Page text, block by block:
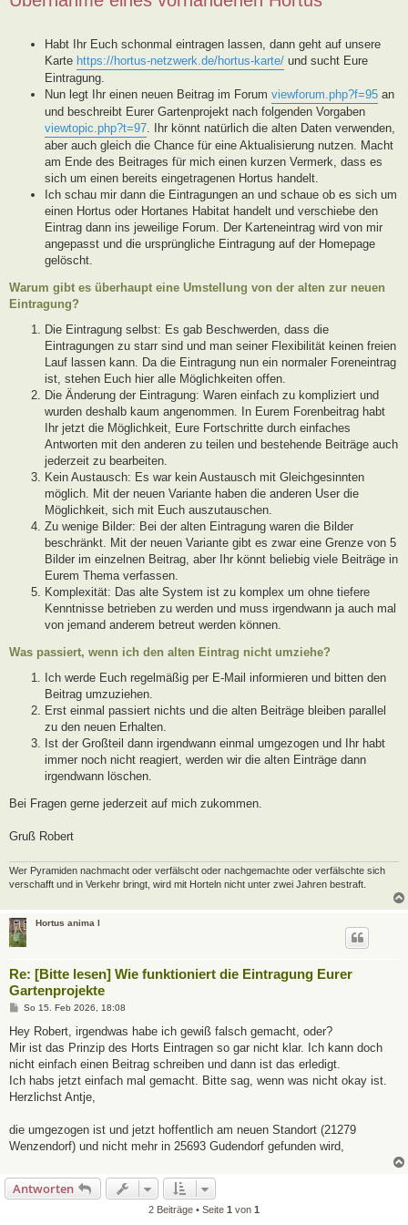
Habt Ihr Euch schonmal eintragen lassen, dann geht auf unsere
Karte https://hortus-netzwerk.de/hortus-karte/ und sucht Eure
Eintragung.
Nun legt Ihr einen neuen Beitrag im Forum viewforum.php?f=95 an
und beschreibt Eurer Gartenprojekt nach folgenden Vorgaben
viewtopic.php?t=97. Ihr könnt natürlich die alten Daten verwenden,
aber auch gleich die Chance für eine Aktualisierung nutzen. Macht
am Ende des Beitrages für mich einen kurzen Vermerk, dass es
sich um einen bereits eingetragenen Hortus handelt.
Ich schau mir dann die Eintragungen an und schaue ob es sich um
einen Hortus oder Hortanes Habitat handelt und verschiebe den
Eintrag dann ins jeweilige Forum. Der Karteneintrag wird von mir
angepasst und die ursprüngliche Eintragung auf der Homepage
gelöscht.
Warum gibt es überhaupt eine Umstellung von der alten zur neuen
Eintragung?
Die Eintragung selbst: Es gab Beschwerden, dass die
Eintragungen zu starr sind und man seiner Flexibilität keinen freien
Lauf lassen kann. Da die Eintragung nun ein normaler Foreneintrag
ist, stehen Euch hier alle Möglichkeiten offen.
Die Änderung der Eintragung: Waren einfach zu kompliziert und
wurden deshalb kaum angenommen. In Eurem Forenbeitrag habt
Ihr jetzt die Möglichkeit, Eure Fortschritte durch einfaches
Antworten mit den anderen zu teilen und bestehende Beiträge auch
jederzeit zu bearbeiten.
Kein Austausch: Es war kein Austausch mit Gleichgesinnten
möglich. Mit der neuen Variante haben die anderen User die
Möglichkeit, sich mit Euch auszutauschen.
Zu wenige Bilder: Bei der alten Eintragung waren die Bilder
beschränkt. Mit der neuen Variante gibt es zwar eine Grenze von 5
Bilder im einzelnen Beitrag, aber Ihr könnt beliebig viele Beiträge in
Eurem Thema verfassen.
Komplexität: Das alte System ist zu komplex um ohne tiefere
Kenntnisse betrieben zu werden und muss irgendwann ja auch mal
von jemand anderem betreut werden können.
Was passiert, wenn ich den alten Eintrag nicht umziehe?
Ich werde Euch regelmäßig per E-Mail informieren und bitten den
Beitrag umzuziehen.
Erst einmal passiert nichts und die alten Beiträge bleiben parallel
zu den neuen Erhalten.
Ist der Großteil dann irgendwann einmal umgezogen und Ihr habt
immer noch nicht reagiert, werden wir die alten Einträge dann
irgendwann löschen.
Bei Fragen gerne jederzeit auf mich zukommen.
Gruß Robert
Wer Pyramiden nachmacht oder verfälscht oder nachgemachte oder verfälschte sich
verschafft und in Verkehr bringt, wird mit Horteln nicht unter zwei Jahren bestraft.
Hortus anima l
Re: [Bitte lesen] Wie funktioniert die Eintragung Eurer
Gartenprojekte
B
i
r
a
So 15. Feb 2026, 18:08
Hey Robert, irgendwas habe ich gewiß falsch gemacht, oder?
Mir ist das Prinzip des Horts Eintragen so gar nicht klar. Ich kann doch
nicht einfach einen Beitrag schreiben und dann ist das erledigt.
Ich habs jetzt einfach mal gemacht. Bitte sag, wenn was nicht okay ist.
Herzlichst Antje,
die umgezogen ist und jetzt hoffentlich am neuen Standort (21279
Wenzendorf) und nicht mehr in 25693 Gudendorf gefunden wird,
Antworten
2 Beiträge • Seite 1 von 1